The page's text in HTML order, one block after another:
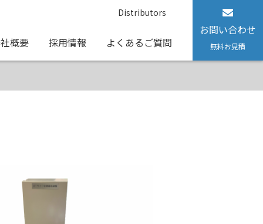
概要 採用情報 よくあるご質問
お問い合わせ
無料お見積
Distributors